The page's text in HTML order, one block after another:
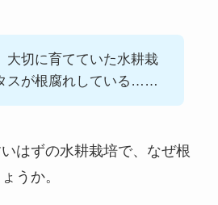
大切に育てていた水耕栽
スが根腐れしている……
はずの水耕栽培で、なぜ根
うか。